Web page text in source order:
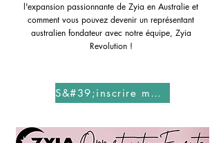
l'expansion passionnante de Zyia en Australie et
comment vous pouvez devenir un représentant
australien fondateur avec notre équipe, Zyia
Revolution !
S&#39;inscrire maintenant!